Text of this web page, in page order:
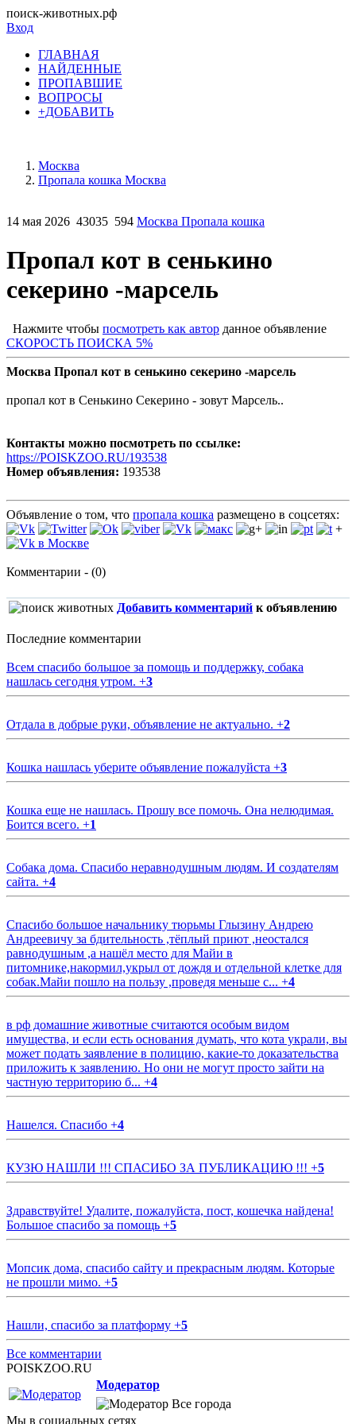
поиск-животных.рф
Вход
ГЛАВНАЯ
НАЙДЕННЫЕ
ПРОПАВШИЕ
ВОПРОСЫ
+ДОБАВИТЬ
Москва
Пропала кошка Москва
14 мая 2026 43035 594 Москва Пропала кошка
Пропал кот в сенькино
секерино -марсель
Нажмите чтобы посмотреть как автор данное объявление
СКОРОСТЬ ПОИСКА 5%
Москва Пропал кот в сенькино секерино -марсель
пропал кот в Сенькино Секерино - зовут Марсель..
Контакты можно посмотреть по ссылке:
https://POISKZOO.RU/193538
Номер объявления: 193538
Объявление о том, что пропала кошка размещено в соцсетях:
+
Комментарии - (0)
Добавить комментарий к объявлению
Последние комментарии
Всем спасибо большое за помощь и поддержку, собака
нашлась сегодня утром. +3
Отдала в добрые руки, объявление не актуально. +2
Кошка нашлась уберите объявление пожалуйста +3
Кошка еще не нашлась. Прошу все помочь. Она нелюдимая.
Боится всего. +1
Собака дома. Спасибо неравнодушным людям. И создателям
сайта. +4
Спасибо большое начальнику тюрьмы Глызину Андрею
Андреевичу за бдительность ,тёплый приют ,неостался
равнодушным ,а нашёл место для Майи в
питомнике,накормил,укрыл от дождя и отдельной клетке для
собак.Майи пошло на пользу ,проведя меньше с... +4
в рф домашние животные считаются особым видом
имущества, и если есть основания думать, что кота украли, вы
может подать заявление в полицию, какие-то доказательства
приложить к заявлению. Но они не могут просто зайти на
частную территорию б... +4
Нашелся. Спасибо +4
КУЗЮ НАШЛИ !!! СПАСИБО ЗА ПУБЛИКАЦИЮ !!! +5
Здравствуйте! Удалите, пожалуйста, пост, кошечка найдена!
Большое спасибо за помощь +5
Мопсик дома, спасибо сайту и прекрасным людям. Которые
не прошли мимо. +5
Нашли, спасибо за платформу +5
Все комментарии
POISKZOO.RU
Модератор
Все города
Мы в социальных сетях